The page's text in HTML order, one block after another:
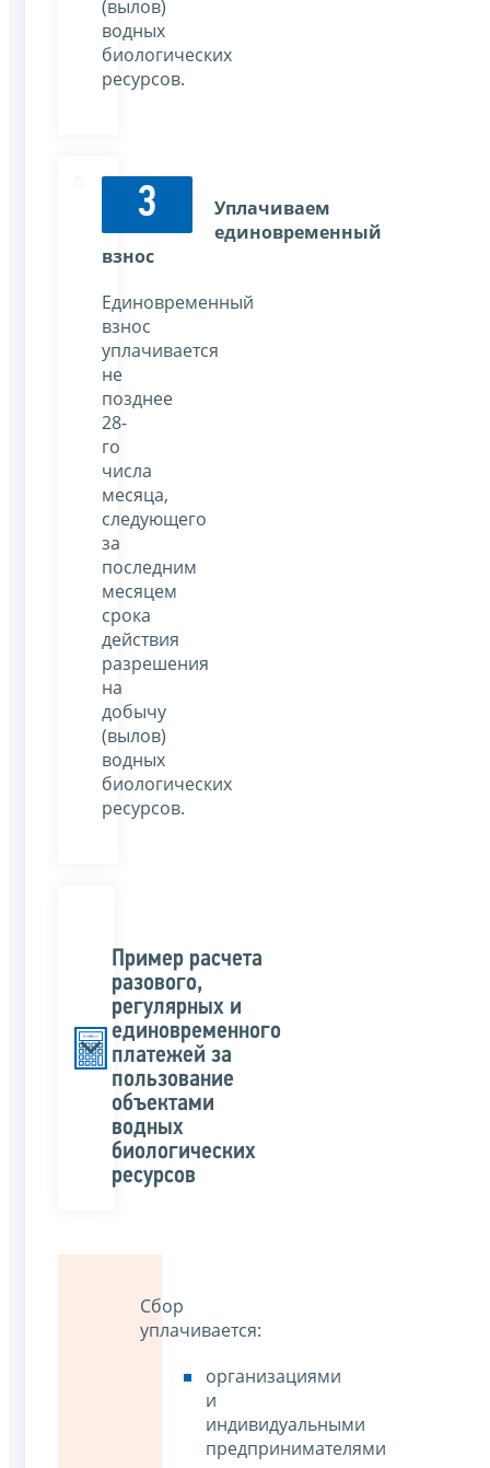
(вылов)
водных
биологических
ресурсов.
3
Уплачиваем
единовременный
взнос
Единовременный
взнос
уплачивается
не
позднее
28-
го
числа
месяца,
следующего
за
последним
месяцем
срока
действия
разрешения
на
добычу
(вылов)
водных
биологических
ресурсов.
Пример расчета
разового,
регулярных и
единовременного
платежей за
пользование
объектами
водных
биологических
ресурсов
Сбор
уплачивается:
организациями
и
индивидуальными
предпринимателями